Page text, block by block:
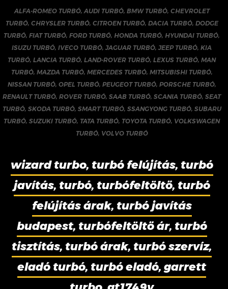
ALFA-ROMEO TURBÓ,AUDI TURBÓ, BMW TURBÓ, CHEVROLET
TURBÓ, CHRYSLER TURBÓ, CITROEN TURBÓ, DACIA TURBÓ, DODGE
TURBÓ,FIAT TURBÓ,FORD TURBÓ, HONDA TURBÓ, HYUNDAI TURBÓ,
ISUZU TURBÓ,IVECO TURBÓ,JAGUAR TURBÓ,JEEP TURBÓ,KIA
TURBÓ,LANCIA TURBÓ,LAND-ROVER TURBÓ,LEXUS TURBÓ,MAN
TURBÓ, MAZDA TURBÓ, MERCEDES TURBÓ, MITSUBISHI TURBÓ,
NISSAN TURBÓ, OPEL TURBÓ, PEUGEOT TURBÓ, PORSCHE TURBÓ,
RENAULT TURBÓ,ROVER TURBÓ,SAAB TURBÓ,SCANIA TURBÓ,SEAT
TURBÓ, SKODA TURBÓ, SMART TURBÓ, SSANGYONG TURBÓ, SUBARU
TURBÓ,SUZUKI TURBÓ, TATA TURBÓ, TOYOTA TURBÓ, VOLKSWAGEN
TURBÓ, VOLVO TURBÓ
wizard turbo, turbó felújítás, turbó
javítás, turbó, turbófeltöltő, turbó
felújítás árak, turbó javítás
budapest, turbófeltöltő ár, turbó
tisztítás, turbó árak, turbó szervíz,
eladó turbó, turbó eladó, garrett